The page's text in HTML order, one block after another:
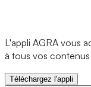
L'appli AGRA vous
à tous vos
Téléchargez l'appli